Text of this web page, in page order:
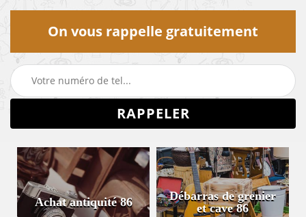
On vous rappelle gratuitement
Achat antiquité 86
Débarras de grenier
et cave 86